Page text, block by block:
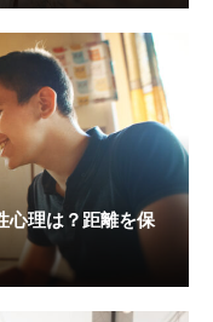
心理は？距離を保